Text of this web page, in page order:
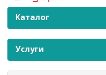
Каталог
Услуги